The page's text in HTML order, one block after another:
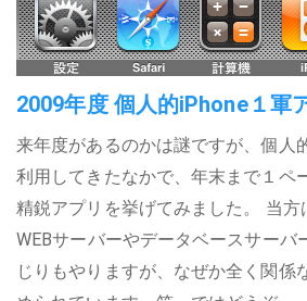
2009年度 個人的iPhone１軍
来年度があるのかは謎ですが、個人
利用してきたなかで、年末まで１ペ
精鋭アプリを挙げてみました。 当方
WEBサーバーやデータベースサーバ
じりもやりますが、なぜか全く関係